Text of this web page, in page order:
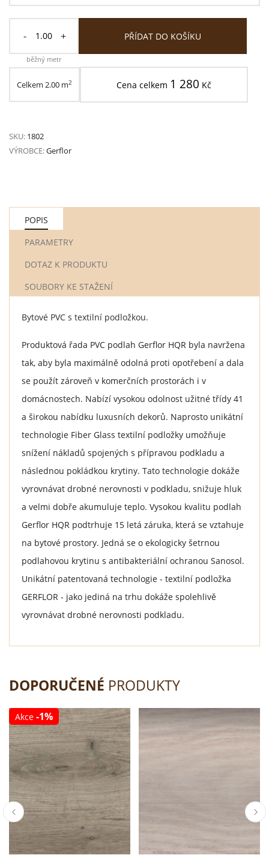
- +
běžný metr
PŘÍDAT DO KOŠÍKU
Celkem 2.00 m2 Cena celkem 1 280 Kč
SKU: 1802
VÝROBCE:Gerflor
POPIS
PARAMETRY
DOTAZ K PRODUKTU
SOUBORY KE STAŽENÍ
Bytové PVC s textilní podložkou.
Produktová řada PVC podlah Gerflor HQR byla navržena
tak, aby byla maximálně odolná proti opotřebení a dala
se použít zároveň v komerčních prostorách i v
domácnostech. Nabízí vysokou odolnost užitné třídy 41
a širokou nabídku luxusních dekorů. Naprosto unikátní
technologie Fiber Glass textilní podložky umožňuje
snížení nákladů spojených s přípravou podkladu a
následnou pokládkou krytiny. Tato technologie dokáže
vyrovnávat drobné nerovnosti v podkladu, snižuje hluk
a velmi dobře akumuluje teplo. Vysokou kvalitu podlah
Gerflor HQR podtrhuje 15 letá záruka, která se vztahuje
na bytové prostory. Jedná se o ekologicky šetrnou
podlahovou krytinu s antibakteriální ochranou Sanosol.
Unikátní patentovaná technologie - textilní podložka
GERFLOR - jako jediná na trhu dokáže spolehlivě
vyrovnávat drobné nerovnosti podkladu.
DOPORUČENÉ PRODUKTY
Akce -1%